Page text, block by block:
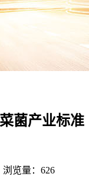
菌产业标准
览量： 626